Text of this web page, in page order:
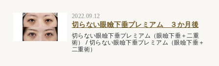
2022.09.12
切らない眼瞼下垂プレミアム ３か月後
切らない眼瞼下垂プレミアム（眼瞼下垂＋二重
術）
/切らない眼瞼下垂プレミアム（眼瞼下垂＋
二重術）